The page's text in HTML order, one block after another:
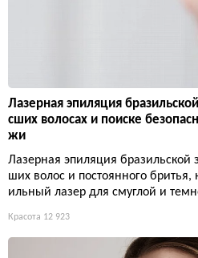
Лазерная эпиляция
сших волосах и поиске
жи
Лазерная эпиляция
ших волос и постоянного
ильный лазер для смуглой и
Красота 12 923